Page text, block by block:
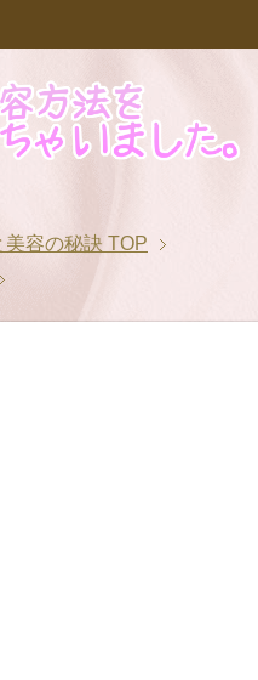
容の秘訣 TOP